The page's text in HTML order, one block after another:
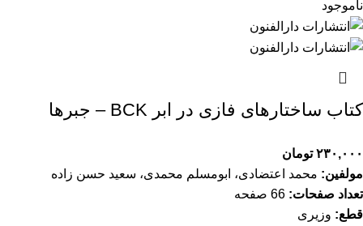
ناموجود
کتاب ساختارهای فازی در ابر BCK – جبرها
۲۳۰,۰۰۰ تومان
مولفین: محمد اعتضادی، ابومسلم محمدی، سعید حسن زاده
تعداد صفحات:
قطع: وزیری